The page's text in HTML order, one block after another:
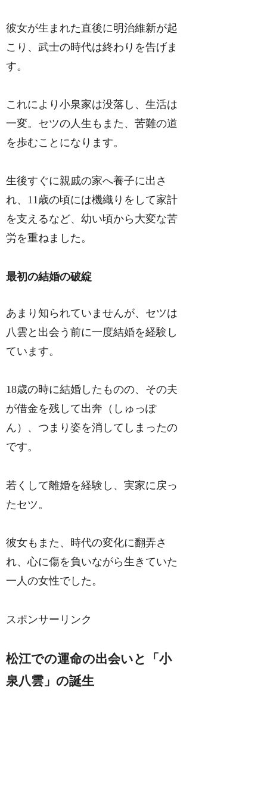
彼女が生まれた直後に明治維新が起
こり、武士の時代は終わりを告げま
す。
これにより小泉家は没落し、生活は
一変。セツの人生もまた、苦難の道
を歩むことになります。
生後すぐに親戚の家へ養子に出さ
れ、11歳の頃には機織りをして家計
を支えるなど、幼い頃から大変な苦
労を重ねました。
最初の結婚の破綻
あまり知られていませんが、セツは
八雲と出会う前に一度結婚を経験し
ています。
18歳の時に結婚したものの、その夫
が借金を残して出奔（しゅっぽ
ん）、つまり姿を消してしまったの
です。
若くして離婚を経験し、実家に戻っ
たセツ。
彼女もまた、時代の変化に翻弄さ
れ、心に傷を負いながら生きていた
一人の女性でした。
スポンサーリンク
松江での運命の出会いと「小
泉八雲」の誕生